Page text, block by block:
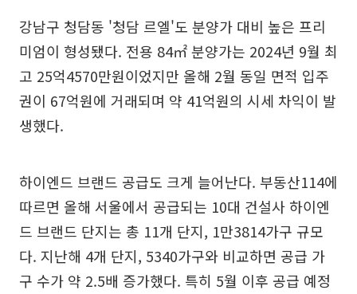
강남구 청담동 '청담 르엘'도 분양가 대비 높은 프리
미엄이 형성됐다. 전용 84㎡ 분양가는 2024년 9월 최
고 25억4570만원이었지만 올해 2월 동일 면적 입주
권이 67억원에 거래되며 약 41억원의 시세 차익이 발
생했다.
하이엔드 브랜드 공급도 크게 늘어난다. 부동산114에
따르면 올해 서울에서 공급되는 10대 건설사 하이엔
드 브랜드 단지는 총 11개 단지, 1만3814가구 규모
다. 지난해 4개 단지, 5340가구와 비교하면 공급 가
구 수가 약 2.5배 증가했다. 특히 5월 이후 공급 예정